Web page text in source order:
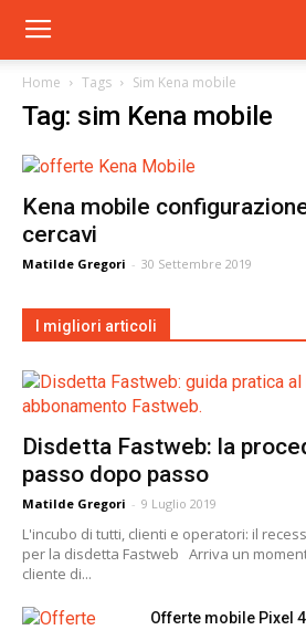
Home Tags Sim Kena mobile
Tag: sim Kena mobile
Kena mobile
cercavi
Matilde Gregori - 30 Settembre 2019
I migliori articoli
Disdetta Fastweb: la
passo dopo passo
Matilde Gregori - 9 Luglio 2019
L'incubo di tutti, clienti e operatori: il
per la disdetta Fastweb Arriva un
cliente di...
Offerte mobile Pixel